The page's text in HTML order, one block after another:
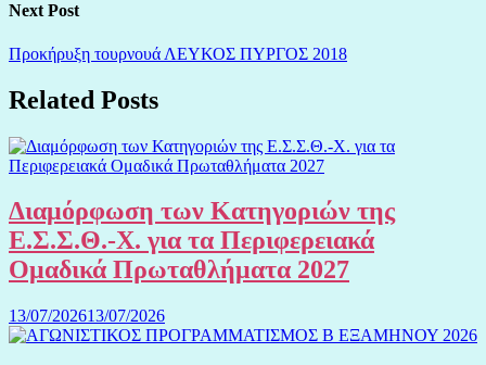
Next Post
Προκήρυξη τουρνουά ΛΕΥΚΟΣ ΠΥΡΓΟΣ 2018
Related Posts
Διαμόρφωση των Κατηγοριών της
Ε.Σ.Σ.Θ.-Χ. για τα Περιφερειακά
Ομαδικά Πρωταθλήματα 2027
13/07/202613/07/2026